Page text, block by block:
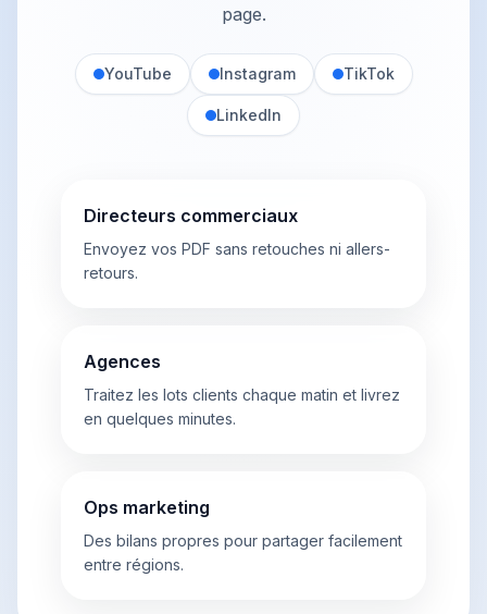
page.
YouTube Instagram TikTok
LinkedIn
Directeurs commerciaux
Envoyez vos PDF sans retouches ni allers-
retours.
Agences
Traitez les lots clients chaque matin et livrez
en quelques minutes.
Ops marketing
Des bilans propres pour partager facilement
entre régions.